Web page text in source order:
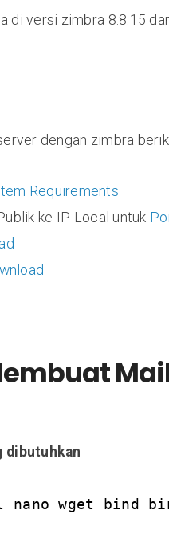
di versi zimbra 8.8.15
dengan zimbra
Requirements
ke IP Local untuk
dibutuhkan
wget bind